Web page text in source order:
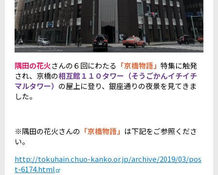
隅田の花火さんの６回にわたる 「京橋物語」 特集に触発
され、京橋の相互館１１０タワー（そうごかんイチイチ
マルタワー） の屋上に登り、銀座通りの夜景を見てきま
した。
※隅田の花火さんの 「京橋物語」 は下記をご参照くださ
い。
http://tokuhain.chuo-kanko.or.jp/archive/2019/03/pos
t-6174.html